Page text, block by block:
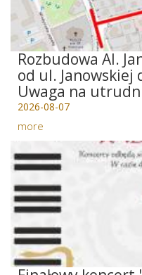
Rozbudowa Al.
od ul. Janowskiej
Uwaga na
2026-08-07
more